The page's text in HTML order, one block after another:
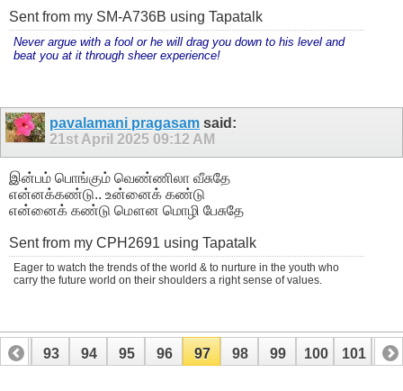
Sent from my SM-A736B using Tapatalk
Never argue with a fool or he will drag you down to his level and
beat you at it through sheer experience!
pavalamani pragasam said:
21st April 2025 09:12 AM
இன்பம் பொங்கும் வெண்ணிலா வீசுதே
என்னக்கண்டு.. உன்னைக் கண்டு
என்னைக் கண்டு மௌன மொழி பேசுதே
Sent from my CPH2691 using Tapatalk
Eager to watch the trends of the world & to nurture in the youth who
carry the future world on their shoulders a right sense of values.
92 93 94 95 96 97 98 99 100 101 102